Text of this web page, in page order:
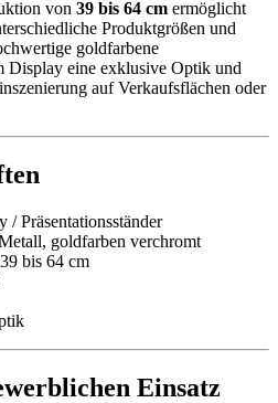
von 39 bis 64 cm ermöglicht
Produktgrößen und
goldfarbene
Display eine exklusive Optik und
auf Verkaufsflächen oder
/ Präsentationsständer
goldfarben verchromt
bis 64 cm
Einsatz